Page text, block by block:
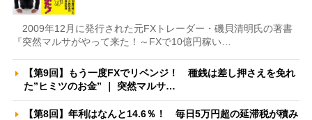
2009年12月に発行された元FXトレーダー・磯貝清明氏の著書
『突然マルサがやって来た！～FXで10億円稼い…
【第9回】もう一度FXでリベンジ！ 種銭は差し押さえを免れ
た”ヒミツのお金” ｜ 突然マルサ…
【第8回】年利はなんと14.6％！ 毎日5万円超の延滞税が積み